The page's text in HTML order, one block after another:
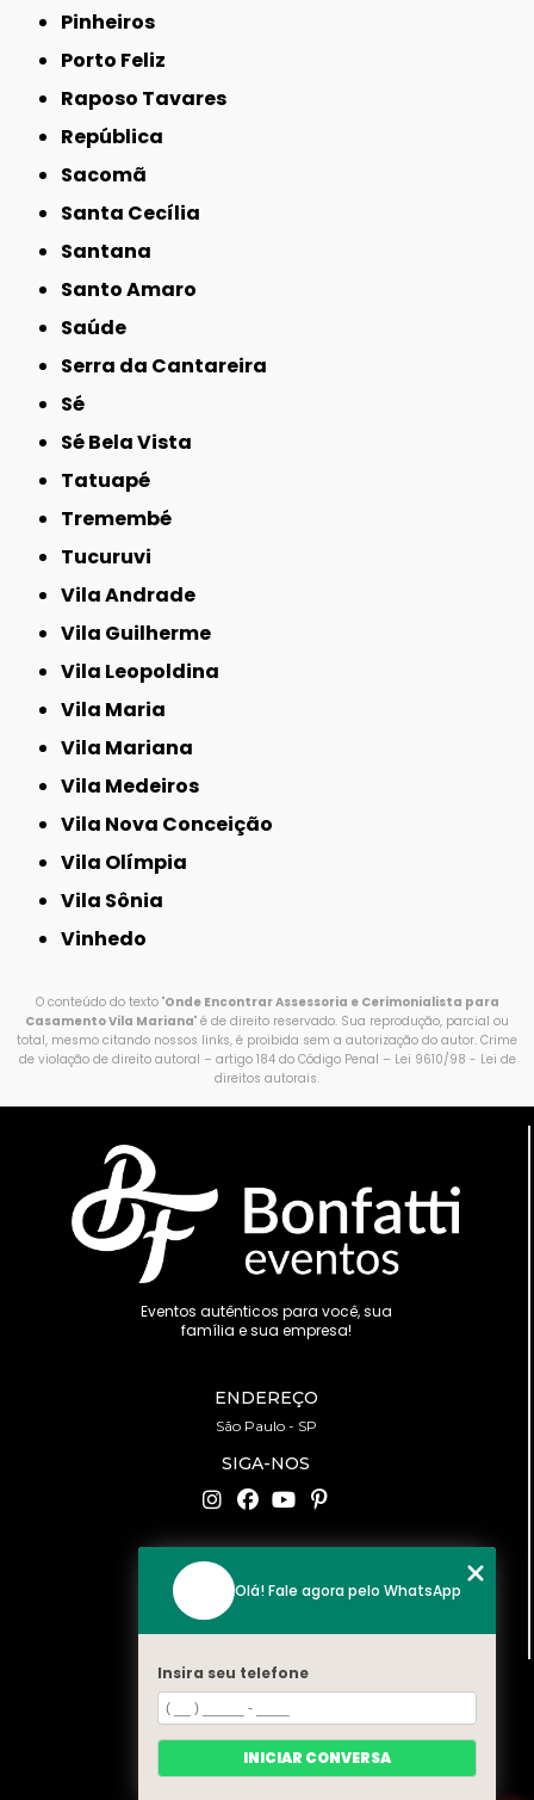
Pinheiros
Porto Feliz
Raposo Tavares
República
Sacomã
Santa Cecília
Santana
Santo Amaro
Saúde
Serra da Cantareira
Sé
Sé Bela Vista
Tatuapé
Tremembé
Tucuruvi
Vila Andrade
Vila Guilherme
Vila Leopoldina
Vila Maria
Vila Mariana
Vila Medeiros
Vila Nova Conceição
Vila Olímpia
Vila Sônia
Vinhedo
O conteúdo do texto "Onde Encontrar Assessoria e Cerimonialista para
Casamento Vila Mariana" é de direito reservado. Sua reprodução, parcial ou
total, mesmo citando nossos links, é proibida sem a autorização do autor. Crime
de violação de direito autoral – artigo 184 do Código Penal – Lei 9610/98 - Lei de
direitos autorais.
Eventos autênticos para você, sua
família e sua empresa!
ENDEREÇO
São Paulo - SP
SIGA-NOS
CONTATO
(11) 94519-2422
contato@bonfattieventos.com.br
MENU
HOME
A BONFATTI
Olá! Fale agora pelo WhatsApp
Insira seu telefone
INICIAR CONVERSA